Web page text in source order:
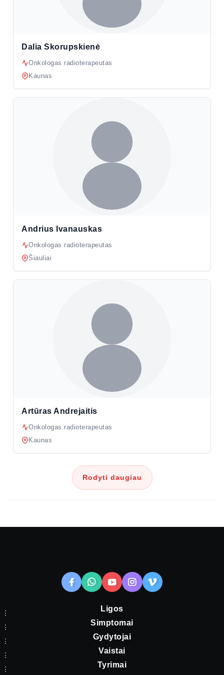
Dalia Skorupskienė
Onkologas radioterapeutas
Kaunas
Andrius Ivanauskas
Onkologas radioterapeutas
Šiauliai
Artūras Andrejaitis
Onkologas radioterapeutas
Kaunas
Rodyti daugiau
Ligos
Simptomai
Gydytojai
Vaistai
Tyrimai